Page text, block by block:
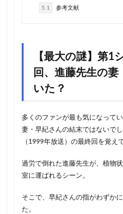
5.1 参考文献
【最大の謎】第1
回、進藤先生の
いた？
多くのファンが最も気になって
妻・早紀さんの結末ではないで
（1999年放送）の最終回を覚え
過労で倒れた進藤先生が、植物
室に運ばれるシーン。
そこで、早紀さんの指がわずか
た。